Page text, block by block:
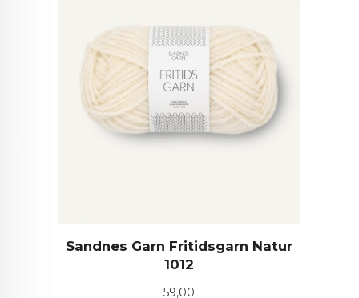
Sandnes Garn Fritidsgarn Natur
1012
Pris
59,00